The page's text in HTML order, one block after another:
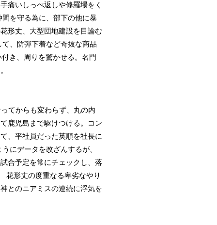
痛いしっぺ返しや修羅場をく
を守る為に、部下の他に暴
形丈、大型団地建設を目論む
、防弾下着など奇抜な商品
き、周りを驚かせる。名門
てからも変わらず、丸の内
鹿児島まで駆けつける。コン
、平社員だった英順を社長に
にデータを改ざんするが、
合予定を常にチェックし、落
花形丈の度重なる卑劣なやり
とのニアミスの連続に浮気を